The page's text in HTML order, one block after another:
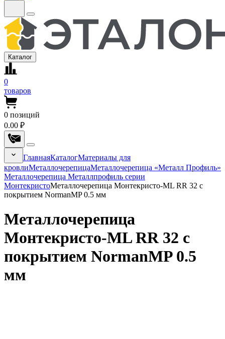
Каталог
0
товаров
0 позиций
0.00 ₽
ГлавнаяКаталогМатериалы для
кровлиМеталлочерепицаМеталлочерепица «Металл Профиль»
Металлочерепица Металлпрофиль серии
МонтекристоМеталлочерепица Монтекристо-ML RR 32 с
покрытием NormanMP 0.5 мм
Металлочерепица
Монтекристо-ML RR 32 с
покрытием NormanMP 0.5
мм